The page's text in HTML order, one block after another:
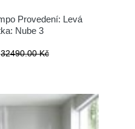
Provedení: Levá
Nube 3
32490.00 Kč